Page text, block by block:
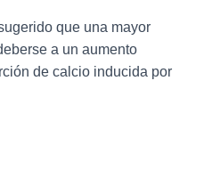
que una mayor
a un aumento
de calcio inducida por